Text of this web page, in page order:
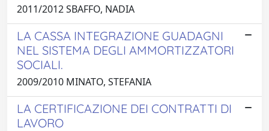
2011/2012 SBAFFO, NADIA
LA CASSA INTEGRAZIONE GUADAGNI
NEL SISTEMA DEGLI AMMORTIZZATORI
SOCIALI.
2009/2010 MINATO, STEFANIA
LA CERTIFICAZIONE DEI CONTRATTI DI
LAVORO